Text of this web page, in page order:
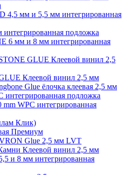
мм и 5,5 мм интегрированная
подложка
6 мм и 8 мм интегрированная
GLUE Клеевой винил 2,5
Клеевой винил 2,5 мм
Glue ёлочка клеевая 2,5 мм
подложка
WPC интегрированная
Клик)
Премиум
Glue 2,5 мм LVT
Клеевой винил 2,5 мм
и 8 мм интегрированная